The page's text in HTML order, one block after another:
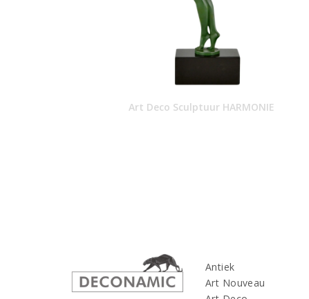
Art Deco Sculptuur HARMONIE
Antiek
Art Nouveau